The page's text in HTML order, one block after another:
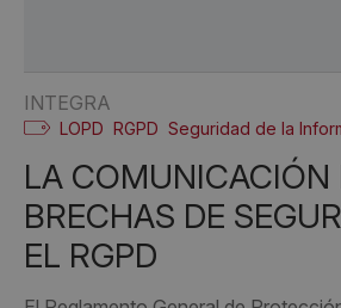
INTEGRA
LOPD RGPD Seguridad de la
LA COMUNICACIÓN DE LAS
BRECHAS DE
EL RGPD